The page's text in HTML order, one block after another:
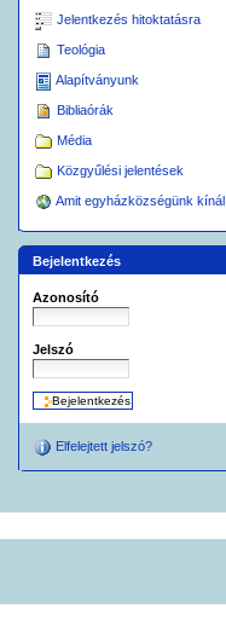
Jelentkezés hitoktatásra
Teológia
Alapítványunk
Bibliaórák
Média
Közgyűlési jelentések
Amit egyházközségünk kínál
Bejelentkezés
Azonosító
Jelszó
Elfelejtett jelszó?